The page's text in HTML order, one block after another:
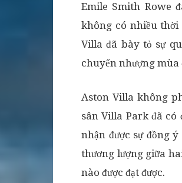
Emile Smith Rowe
không có nhiều thời
Villa đã bày tỏ sự
chuyển nhượng mùa
Aston Villa không
sân Villa Park đã có
nhận được sự đồng
thương lượng giữa
nào được đạt được.